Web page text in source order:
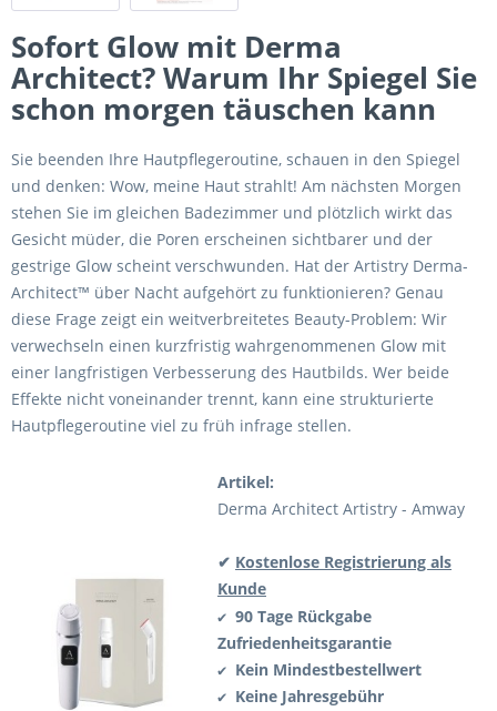
Sofort Glow mit Derma
Architect? Warum Ihr Spiegel Sie
schon morgen täuschen kann
Sie beenden Ihre Hautpflegeroutine, schauen in den Spiegel
und denken: Wow, meine Haut strahlt! Am nächsten Morgen
stehen Sie im gleichen Badezimmer und plötzlich wirkt das
Gesicht müder, die Poren erscheinen sichtbarer und der
gestrige Glow scheint verschwunden. Hat der Artistry Derma-
Architect™ über Nacht aufgehört zu funktionieren? Genau
diese Frage zeigt ein weitverbreitetes Beauty-Problem: Wir
verwechseln einen kurzfristig wahrgenommenen Glow mit
einer langfristigen Verbesserung des Hautbilds. Wer beide
Effekte nicht voneinander trennt, kann eine strukturierte
Hautpflegeroutine viel zu früh infrage stellen.
Artikel:
Derma Architect Artistry - Amway
✔ Kostenlose Registrierung als
Kunde
✔ 90 Tage Rückgabe
Zufriedenheitsgarantie
✔ Kein Mindestbestellwert
✔ Keine Jahresgebühr